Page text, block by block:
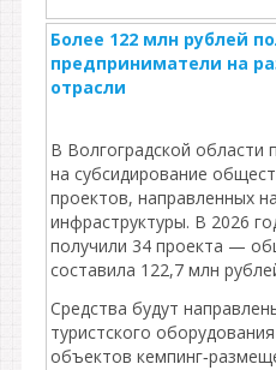
Более 122 млн рублей
предприниматели на
отрасли
В Волгоградской области
на субсидирование
проектов, направленных
инфраструктуры. В 2026
получили 34 проекта —
составила 122,7 млн
Средства будут
туристского
объектов